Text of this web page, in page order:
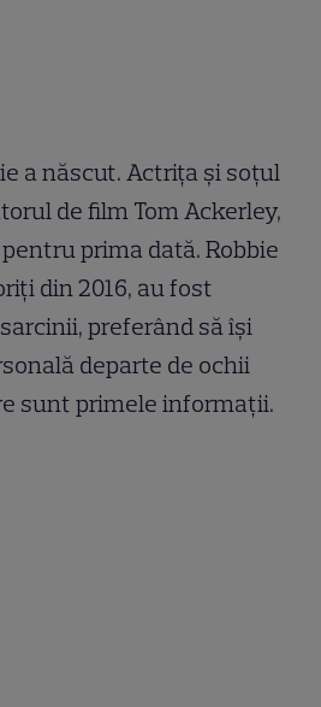
a născut. Actrița și soțul
de film Tom Ackerley,
prima dată. Robbie
din 2016, au fost
preferând să își
departe de ochii
sunt primele informații.